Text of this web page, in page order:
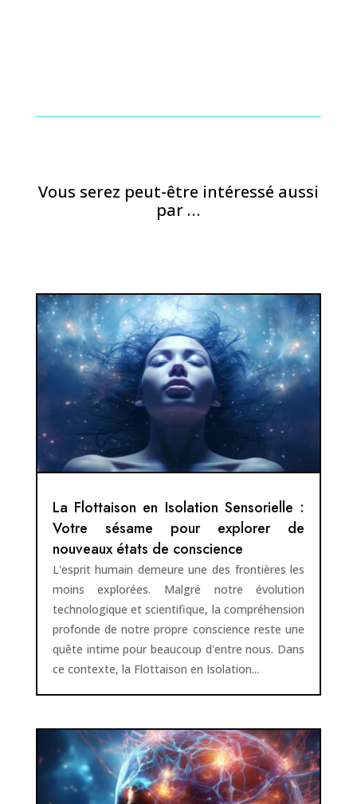
Vous serez peut-être intéressé aussi
par …
La Flottaison en Isolation Sensorielle :
Votre sésame pour explorer de
nouveaux états de conscience
L'esprit humain demeure une des frontières les
moins explorées. Malgré notre évolution
technologique et scientifique, la compréhension
profonde de notre propre conscience reste une
quête intime pour beaucoup d'entre nous. Dans
ce contexte, la Flottaison en Isolation...